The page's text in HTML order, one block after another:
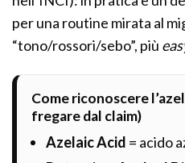
per una routine mirata al
“tono/rossori/sebo”, più
Come riconoscere
fregare dal claim)
Azelaic Acid = acido